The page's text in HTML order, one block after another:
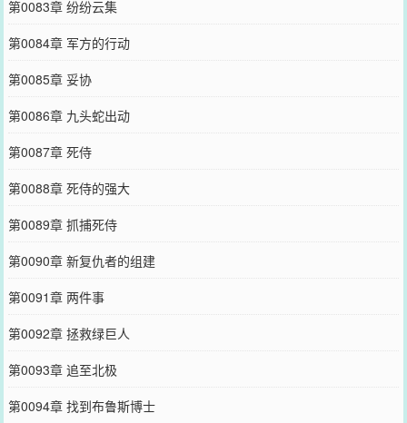
第0083章 纷纷云集
第0084章 军方的行动
第0085章 妥协
第0086章 九头蛇出动
第0087章 死侍
第0088章 死侍的强大
第0089章 抓捕死侍
第0090章 新复仇者的组建
第0091章 两件事
第0092章 拯救绿巨人
第0093章 追至北极
第0094章 找到布鲁斯博士